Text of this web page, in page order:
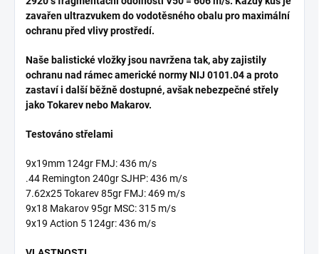
zavařen ultrazvukem do vodotěsného obalu pro maximální
ochranu před vlivy prostředí.
Naše balistické vložky jsou navržena tak, aby zajistily
ochranu nad rámec americké normy NIJ 0101.04 a proto
zastaví i další běžně dostupné, avšak nebezpečné střely
jako Tokarev nebo Makarov.
Testováno střelami
9x19mm 124gr FMJ: 436 m/s
.44 Remington 240gr SJHP: 436 m/s
7.62x25 Tokarev 85gr FMJ: 469 m/s
9x18 Makarov 95gr MSC: 315 m/s
9x19 Action 5 124gr: 436 m/s